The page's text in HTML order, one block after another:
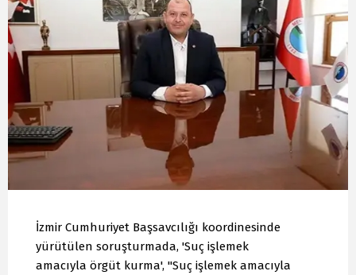
İzmir Cumhuriyet Başsavcılığı koordinesinde
yürütülen soruşturmada, 'Suç işlemek
amacıyla örgüt kurma', "Suç işlemek amacıyla